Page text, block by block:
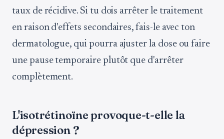
taux de récidive. Si tu dois arrêter le traitement
en raison d'effets secondaires, fais-le avec ton
dermatologue, qui pourra ajuster la dose ou faire
une pause temporaire plutôt que d'arrêter
complètement.
L'isotrétinoïne provoque-t-elle la
dépression ?